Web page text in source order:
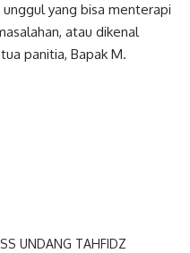
yang bisa menterapi
atau dikenal
panitia, Bapak M.
UNDANG TAHFIDZ